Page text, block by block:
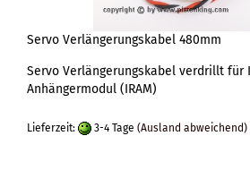
Servo Verlängerungskabel 480mm
Servo Verlängerungskabel verdrillt für
Anhängermodul (IRAM)
Lieferzeit: 3-4 Tage (Ausland abweichend)